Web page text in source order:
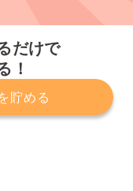
だけで
！
貯める
運営会社